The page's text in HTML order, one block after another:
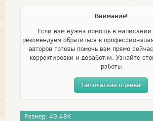
Внимание!
Если вам нужна помощь в написании
рекомендуем обратиться к
авторов готовы помочь вам прямо
корректировки и доработки. Узнайте
работы
Бесплатная оценка
Размер: 49.48K